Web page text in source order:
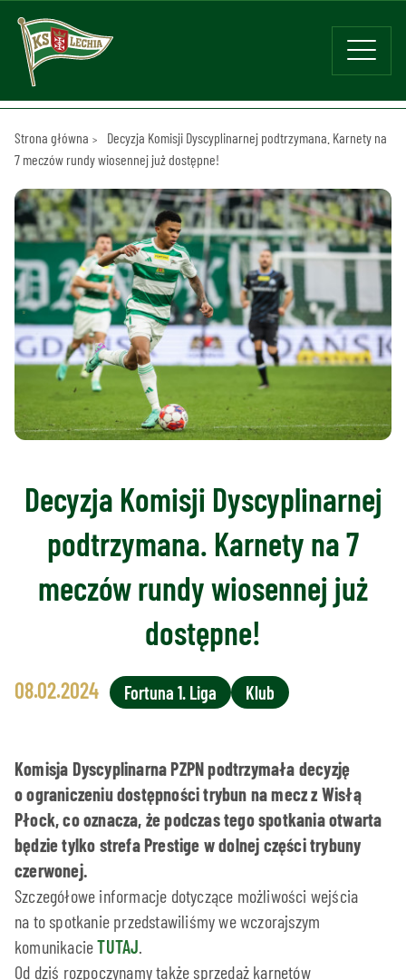
Strona główna
Decyzja Komisji Dyscyplinarnej podtrzymana. Karnety na
7 meczów rundy wiosennej już dostępne!
Decyzja Komisji Dyscyplinarnej
podtrzymana. Karnety na 7
meczów rundy wiosennej już
dostępne!
08.02.2024 Fortuna 1. Liga Klub
Komisja Dyscyplinarna PZPN podtrzymała decyzję
o ograniczeniu dostępności trybun na mecz z Wisłą
Płock, co oznacza, że podczas tego spotkania otwarta
będzie tylko strefa Prestige w dolnej części trybuny
czerwonej.
Szczegółowe informacje dotyczące możliwości wejścia
na to spotkanie przedstawiliśmy we wczorajszym
komunikacieTUTAJ.
Od dziś rozpoczynamy także sprzedaż karnetów